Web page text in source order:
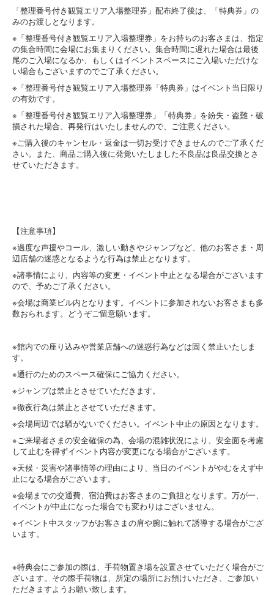
「整理番号付き観覧エリア入場整理券」配布終了後は、「特典券」の
みのお渡しとなります。
※「整理番号付き観覧エリア入場整理券」をお持ちのお客さまは、指定
の集合時間に会場にお集まりください。集合時間に遅れた場合は最後
尾のご入場になるか、もしくはイベントスペースにご入場いただけな
い場合もございますのでご了承ください。
※「整理番号付き観覧エリア入場整理券「特典券」はイベント当日限り
の有効です。
※「整理番号付き観覧エリア入場整理券」「特典券」を紛失・盗難・破
損された場合、再発行はいたしませんので、ご注意ください。
※ご購入後のキャンセル・返金は一切お受けできませんのでご了承くだ
さい。また、商品ご購入後に発覚いたしました不良品は良品交換とさ
せていただきます。
【注意事項】
※過度な声援やコール、激しい動きやジャンプなど、他のお客さま・周
辺店舗の迷惑となるような行為は禁止となります。
※諸事情により、内容等の変更・イベント中止となる場合がございます
ので、予めご了承ください。
※会場は商業ビル内となります。イベントに参加されないお客さまも多
数おられます。どうぞご留意願います。
※館内での座り込みや営業店舗への迷惑行為などは固く禁止いたしま
す。
※通行のためのスペース確保にご協力ください。
※ジャンプは禁止とさせていただきます。
※徹夜行為は禁止とさせていただきます。
※会場周辺では騒がないでください。イベント中止の原因となります。
※ご来場者さまの安全確保の為、会場の混雑状況により、安全面を考慮
して止むを得ずイベント内容が変更になる場合がございます。
※天候・災害や諸事情等の理由により、当日のイベントがやむをえず中
止になる場合がございます。
※会場までの交通費、宿泊費はお客さまのご負担となります。万が一、
イベントが中止になった場合でも変わりはございません。
※イベント中スタッフがお客さまの肩や腕に触れて誘導する場合がござ
います。
※特典会にご参加の際は、手荷物置き場を設置させていただく場合がご
ざいます。その際手荷物は、所定の場所にお預けいただき、ご参加い
ただきますようお願い致します。